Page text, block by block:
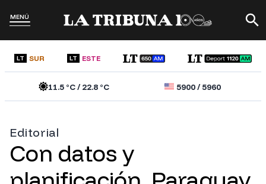
MENÚ
LT SUR LT ESTE
11.5°C /22.8°C 5900/5960
Editorial
Con datos y